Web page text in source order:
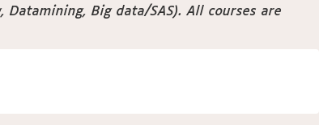
Big data/SAS). All courses are